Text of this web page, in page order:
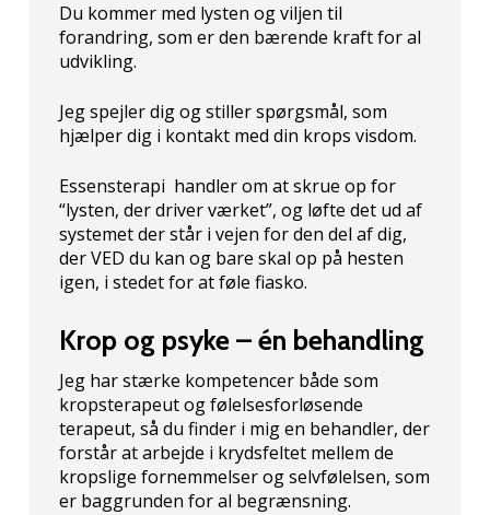
Du kommer med lysten og viljen til
forandring, som er den bærende kraft for al
udvikling.
Jeg spejler dig og stiller spørgsmål, som
hjælper dig i kontakt med din krops visdom.
Essensterapi handler om at skrue op for
“lysten, der driver værket”, og løfte det ud af
systemet der står i vejen for den del af dig,
der VED du kan og bare skal op på hesten
igen, i stedet for at føle fiasko.
Krop og psyke – én behandling
Jeg har stærke kompetencer både som
kropsterapeut og følelsesforløsende
terapeut, så du finder i mig en behandler, der
forstår at arbejde i krydsfeltet mellem de
kropslige fornemmelser og selvfølelsen, som
er baggrunden for al begrænsning.